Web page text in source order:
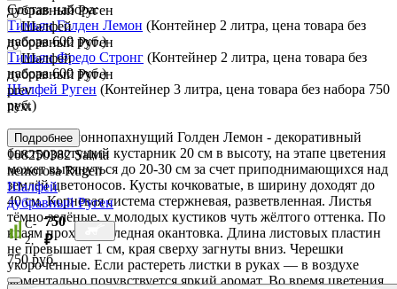
prev
next
Подробнее
108250382 Salvia
nemorosa Rugen
Шалфей
дубравный Руген
C-
2,
750
₽
750 руб.
Состав набора:
Тимьян Голден Лемон (Контейнер 2 литра, цена товара без
набора 600 руб.)
Тимьян Фредо Стронг (Контейнер 2 литра, цена товара без
набора 600 руб.)
Шалфей Руген (Контейнер 3 литра, цена товара без набора 750
руб.)
Тимьян лимоннопахнущий Голден Лемон - декоративный
быстрорастущий кустарник 20 см в высоту, на этапе цветения
может вытянуться до 20-30 см за счет приподнимающихся над
землёй цветоносов. Кусты кочковатые, в ширину доходят до
40 см. Корневая система стержневая, разветвленная. Листья
тёмно-зелёные, у молодых кустиков чуть жёлтого оттенка. По
краям проходит бледная окантовка. Длина листовых пластин
не превышает 1 см, края сверху загнуты вниз. Черешки
укороченные. Если растереть листки в руках — в воздухе
моментально почувствуется яркий аромат. Во время цветения